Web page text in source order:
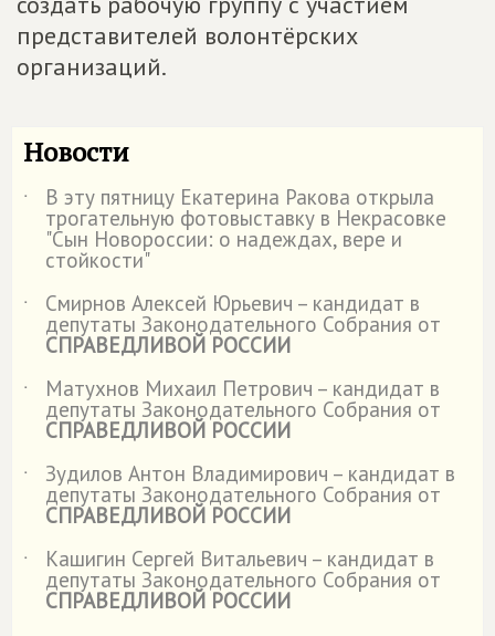
представителей волонтёрских
организаций.
Новости
˙ В эту пятницу Екатерина Ракова открыла
трогательную фотовыставку в Некрасовке
"Сын Новороссии: о надеждах, вере и
стойкости"
˙
Смирнов Алексей Юрьевич – кандидат в
депутаты Законодательного Собрания от
СПРАВЕДЛИВОЙ РОССИИ
˙
Матухнов Михаил Петрович – кандидат в
депутаты Законодательного Собрания от
СПРАВЕДЛИВОЙ РОССИИ
˙
Зудилов Антон Владимирович – кандидат в
депутаты Законодательного Собрания от
СПРАВЕДЛИВОЙ РОССИИ
˙
Кашигин Сергей Витальевич – кандидат в
депутаты Законодательного Собрания от
СПРАВЕДЛИВОЙ РОССИИ